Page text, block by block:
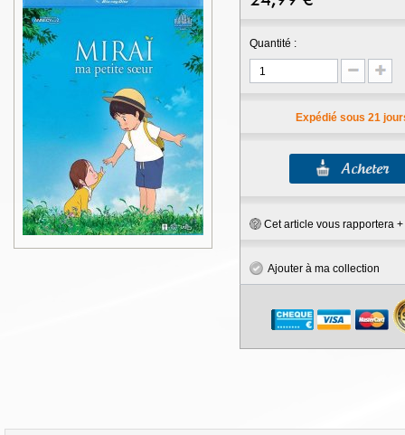
Quantité :
Expédié sous 21
Cet article vous rapportera +
Ajouter à ma collection